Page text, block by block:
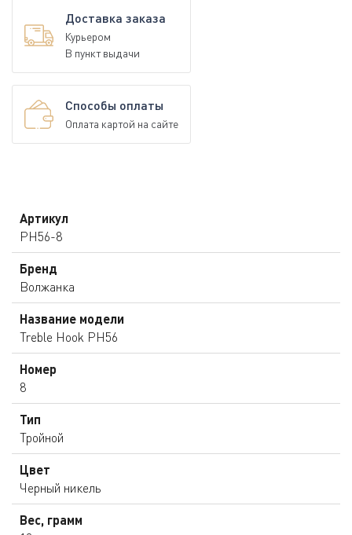
Доставка заказа
Курьером
В пункт выдачи
Способы оплаты
Оплата картой на сайте
Артикул
PH56-8
Бренд
Волжанка
Название модели
Treble Hook PH56
Номер
8
Тип
Тройной
Цвет
Черный никель
Вес, грамм